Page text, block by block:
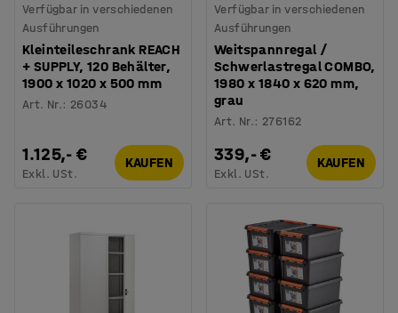
Verfügbar in verschiedenen
Ausführungen
Kleinteileschrank REACH
+ SUPPLY, 120 Behälter,
1900 x 1020 x 500 mm
Art. Nr.: 26034
1.125,- €
Exkl. USt.
KAUFEN
Verfügbar in verschiedenen
Ausführungen
Weitspannregal /
Schwerlastregal COMBO,
1980 x 1840 x 620 mm,
grau
Art. Nr.: 276162
339,- €
Exkl. USt.
KAUFEN